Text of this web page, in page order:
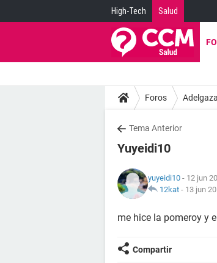
High-Tech Salud
Foros
Tema Anterior
Yuyeidi10
yuyeidi10 - 12 jun
12kat - 13 jun
me hice la pomeroy y
Compartir